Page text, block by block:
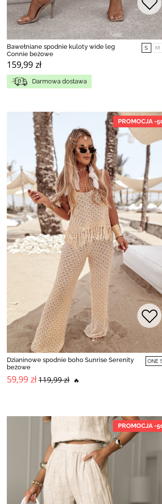
Bawełniane spodnie kuloty wide leg
Connie beżowe
159,99 zł
S M
Darmowa dostawa
PROMOCJA -
Dzianinowe spodnie boho Sunrise Serenity
beżowe
59,99 zł119,99 zł 🔥
ONE
PROMOCJA -